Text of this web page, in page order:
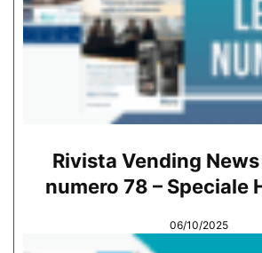
Rivista Vending News
numero 78 – Speciale
06/10/2025